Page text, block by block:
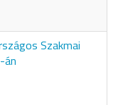
Szakmai
án